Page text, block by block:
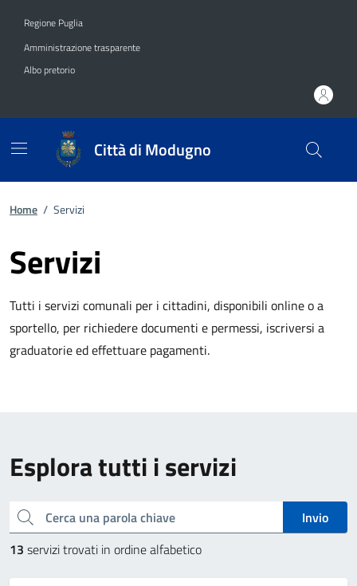
Regione Puglia
Amministrazione trasparente
Albo pretorio
Città di Modugno
Home / Servizi
Servizi
Tutti i servizi comunali per i cittadini, disponibili online o a
sportello, per richiedere documenti e permessi, iscriversi a
graduatorie ed effettuare pagamenti.
Esplora tutti i servizi
Cerca una parola chiave
Invio
13 servizi trovati in ordine alfabetico